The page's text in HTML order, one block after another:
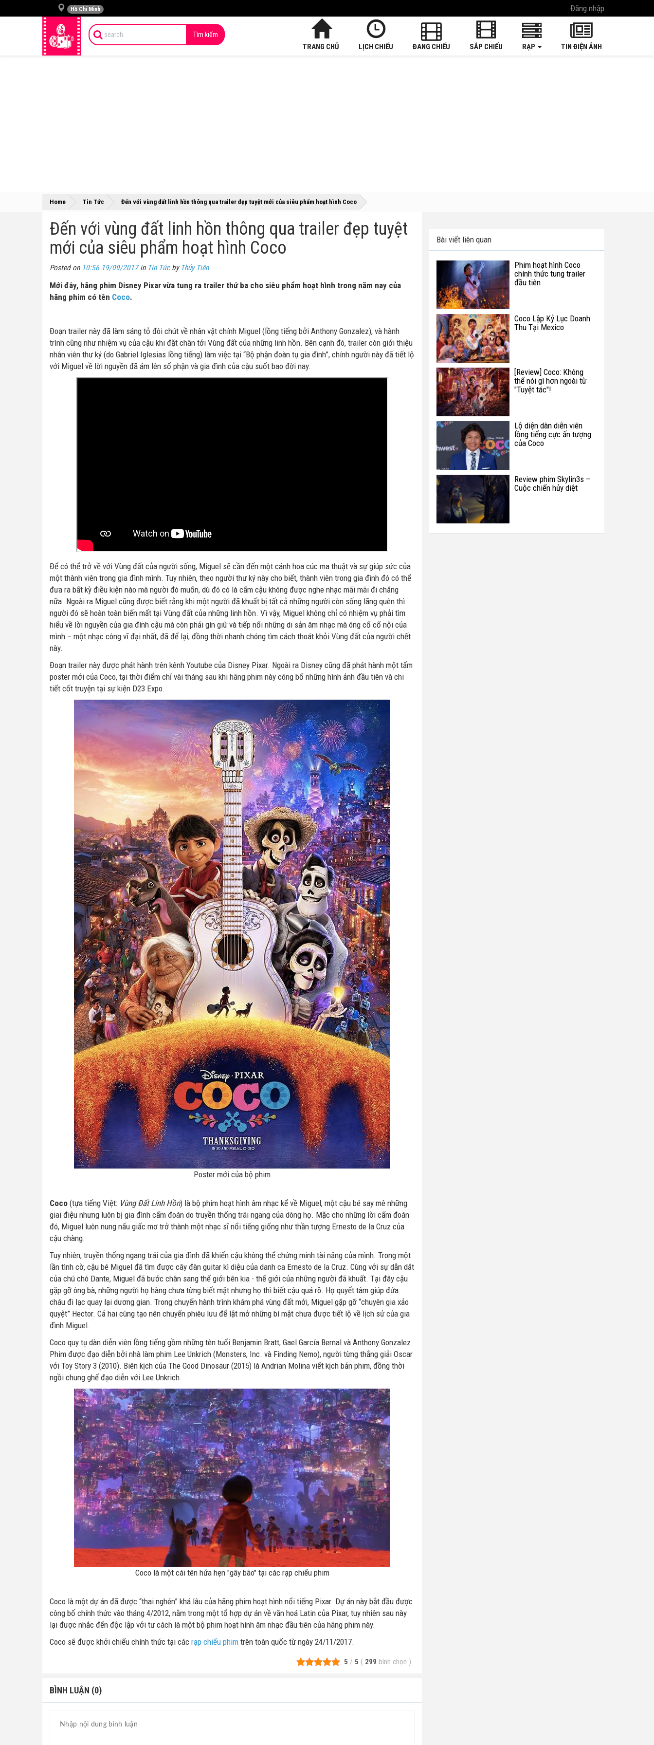
Hồ Chí Minh Đăng nhập
Tìm kiếm
TRANG CHỦ LỊCH CHIẾU ĐANG CHIẾU SẮP CHIẾU RẠP TIN ĐIỆN ẢNH
Home »
Tin Tức »
Đến với vùng đất linh hồn thông qua trailer đẹp tuyệt mới của siêu phẩm hoạt hình Coco
Đến với vùng đất linh hồn thông qua trailer đẹp tuyệt
mới của siêu phẩm hoạt hình Coco
Posted on 10:56 19/09/2017in Tin Tứcby Thủy Tiên
Mới đây, hãng phim Disney Pixar vừa tung ra trailer thứ ba cho siêu phẩm hoạt hình trong năm nay của
hãng phim có tên Coco.
Đoạn trailer này đã làm sáng tỏ đôi chút về nhân vật chính Miguel (lồng tiếng bởi Anthony Gonzalez), và hành
trình cũng như nhiệm vụ của cậu khi đặt chân tới Vùng đất của những linh hồn. Bên cạnh đó, trailer còn giới thiệu
nhân viên thư ký (do Gabriel Iglesias lồng tiếng) làm việc tại “Bộ phận đoàn tụ gia đình”, chính người này đã tiết lộ
với Miguel về lời nguyền đã ám lên số phận và gia đình của cậu suốt bao đời nay.
Để có thể trở về với Vùng đất của người sống, Miguel sẽ cần đến một cánh hoa cúc ma thuật và sự giúp sức của
một thành viên trong gia đình mình. Tuy nhiên, theo người thư ký này cho biết, thành viên trong gia đình đó có thể
đưa ra bất kỳ điều kiện nào mà người đó muốn, dù đó có là cấm cậu không được nghe nhạc mãi mãi đi chăng
nữa. Ngoài ra Miguel cũng được biết rằng khi một người đã khuất bị tất cả những người còn sống lãng quên thì
người đó sẽ hoàn toàn biến mất tại Vùng đất của những linh hồn. Vì vậy, Miguel không chỉ có nhiệm vụ phải tìm
hiểu về lời nguyền của gia đình cậu mà còn phải gìn giữ và tiếp nối những di sản âm nhạc mà ông cố cố nội của
mình – một nhạc công vĩ đại nhất, đã để lại, đồng thời nhanh chóng tìm cách thoát khỏi Vùng đất của người chết
này.
Đoạn trailer này được phát hành trên kênh Youtube của Disney Pixar. Ngoài ra Disney cũng đã phát hành một tấm
poster mới của Coco, tại thời điểm chỉ vài tháng sau khi hãng phim này công bố những hình ảnh đầu tiên và chi
tiết cốt truyện tại sự kiện D23 Expo.
Poster mới của bộ phim
Coco (tựa tiếng Việt: Vùng Đất Linh Hồn) là bộ phim hoạt hình âm nhạc kể về Miguel, một cậu bé say mê những
giai điệu nhưng luôn bị gia đình cấm đoán do truyền thống trái ngang của dòng họ. Mặc cho những lời cấm đoán
đó, Miguel luôn nung nấu giấc mơ trở thành một nhạc sĩ nổi tiếng giống như thần tượng Ernesto de la Cruz của
cậu chàng.
Tuy nhiên, truyền thống ngang trái của gia đình đã khiến cậu không thể chứng minh tài năng của mình. Trong một
lần tình cờ, cậu bé Miguel đã tìm được cây đàn guitar kì diệu của danh ca Ernesto de la Cruz. Cùng với sự dẫn dắt
của chú chó Dante, Miguel đã bước chân sang thế giới bên kia - thế giới của những người đã khuất. Tại đây cậu
gặp gỡ ông bà, những người họ hàng chưa từng biết mặt nhưng họ thì biết cậu quá rõ. Họ quyết tâm giúp đứa
cháu đi lạc quay lại dương gian. Trong chuyến hành trình khám phá vùng đất mới, Miguel gặp gỡ “chuyên gia xảo
quyệt” Hector. Cả hai cùng tạo nên chuyến phiêu lưu để lật mở những bí mật chưa được tiết lộ về lịch sử của gia
đình Miguel.
Coco quy tụ dàn diễn viên lồng tiếng gồm những tên tuổi Benjamin Bratt, Gael García Bernal và Anthony Gonzalez.
Phim được đạo diễn bởi nhà làm phim Lee Unkrich (Monsters, Inc. và Finding Nemo), người từng thắng giải Oscar
với Toy Story 3 (2010). Biên kịch của The Good Dinosaur (2015) là Andrian Molina viết kịch bản phim, đồng thời
ngồi chung ghế đạo diễn với Lee Unkrich.
Coco là một cái tên hứa hẹn "gây bão" tại các rạp chiếu phim
Coco là một dự án đã được “thai nghén” khá lâu của hãng phim hoạt hình nổi tiếng Pixar. Dự án này bắt đầu được
công bố chính thức vào tháng 4/2012, nằm trong một tổ hợp dự án về văn hoá Latin của Pixar, tuy nhiên sau này
lại được nhắc đến độc lập với tư cách là một bộ phim hoạt hình âm nhạc đầu tiên của hãng phim này.
Coco sẽ được khởi chiếu chính thức tại các rạp chiếu phim trên toàn quốc từ ngày 24/11/2017.
5 / 5 ( 299 bình chọn )
BÌNH LUẬN (0)
Bài viết liên quan
Phim hoạt hình Coco
chính thức tung trailer
đầu tiên
Coco Lập Kỷ Lục Doanh
Thu Tại Mexico
[Review] Coco: Không
thể nói gì hơn ngoài từ
"Tuyệt tác"!
Lộ diện dàn diễn viên
lồng tiếng cực ấn tượng
của Coco
Review phim Skylin3s –
Cuộc chiến hủy diệt